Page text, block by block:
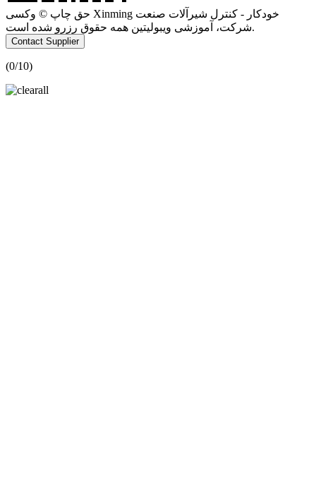
حق چاپ © وکسی Xinming خودکار - کنترل شیرآلات صنعت
شرکت، آموزشی ویبولیتین همه حقوق رزرو شده است.
Contact Supplier
(0/10)